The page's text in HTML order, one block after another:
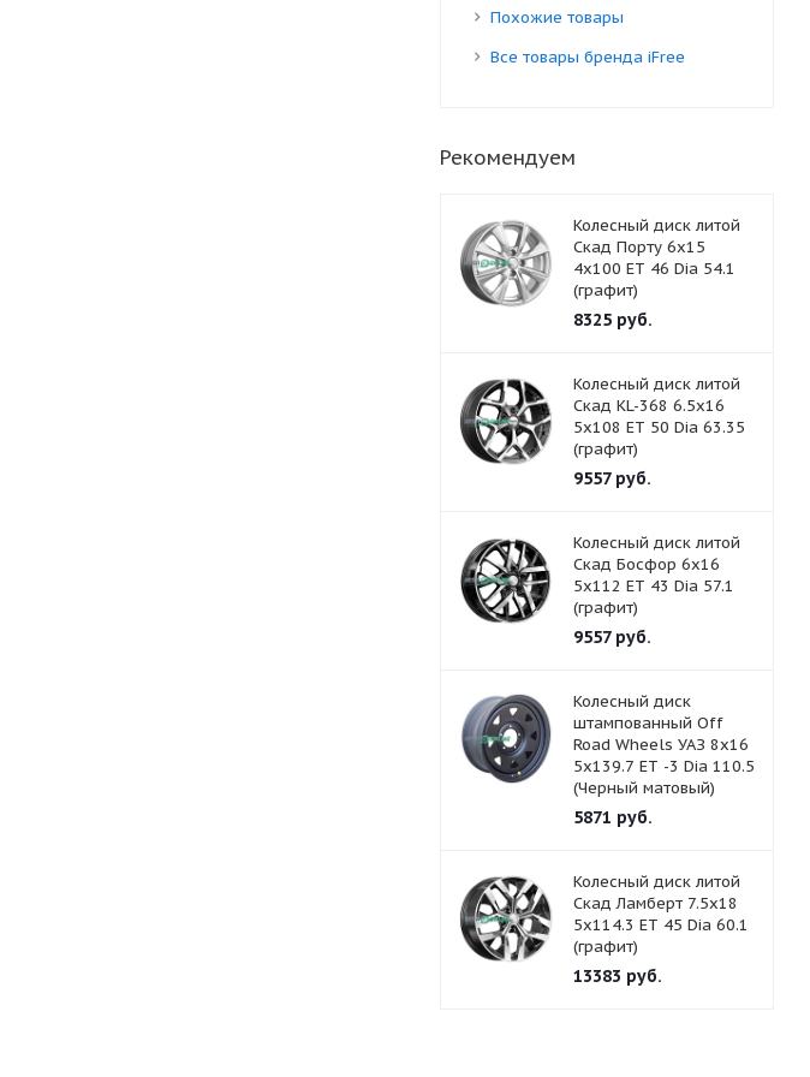
Похожие товары
Все товары бренда iFree
Рекомендуем
Колесный диск литой
Скад Порту 6x15
4x100 ET 46 Dia 54.1
(графит)
8325руб.
Колесный диск литой
Скад KL-368 6.5x16
5x108 ET 50 Dia 63.35
(графит)
9557руб.
Колесный диск литой
Скад Босфор 6x16
5x112 ET 43 Dia 57.1
(графит)
9557руб.
Колесный диск
штампованный Off
Road Wheels УАЗ 8x16
5x139.7 ET -3 Dia 110.5
(Черный матовый)
5871 руб.
Колесный диск литой
Скад Ламберт 7.5x18
5x114.3 ET 45 Dia 60.1
(графит)
13383 руб.